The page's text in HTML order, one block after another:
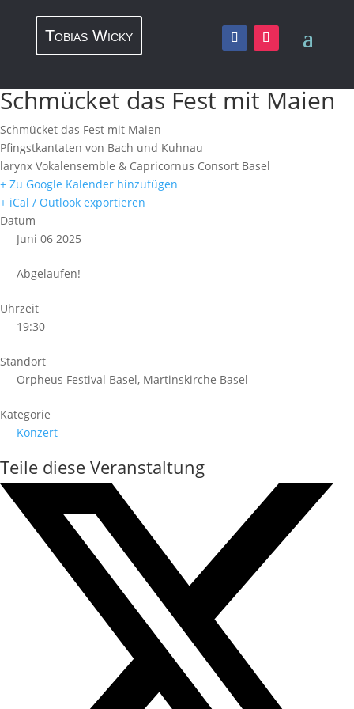
Tobias Wicky
Schmücket das Fest mit Maien
Schmücket das Fest mit Maien
Pfingstkantaten von Bach und Kuhnau
larynx Vokalensemble & Capricornus Consort Basel
+ Zu Google Kalender hinzufügen
+ iCal / Outlook exportieren
Datum
Juni 06 2025
Abgelaufen!
Uhrzeit
19:30
Standort
Orpheus Festival Basel, Martinskirche Basel
Kategorie
Konzert
Teile diese Veranstaltung